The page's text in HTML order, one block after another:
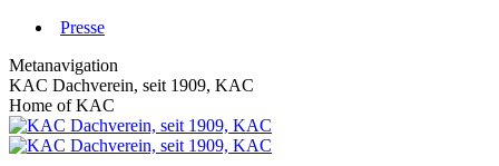
Zum
springen
Presse
Metanavigation
KAC Dachverein, seit 1909, KAC
Home of KAC